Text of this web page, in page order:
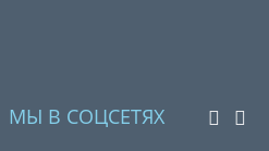
МЫ В СОЦСЕТЯХ